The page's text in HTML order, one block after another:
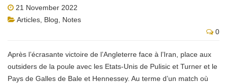
21 November 2022
Articles Blog
Notes
0
Après l’écrasante victoire de l’Angleterre face à l’Iran, place aux
outsiders de la poule avec les Etats-Unis de Pulisic et Turner et le
Pays de Galles de Bale et Hennessey. Au terme d’un match où